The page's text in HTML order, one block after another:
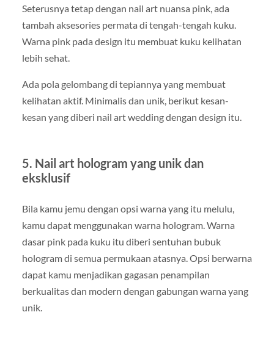
Seterusnya tetap dengan nail art nuansa pink, ada
tambah aksesories permata di tengah-tengah kuku.
Warna pink pada design itu membuat kuku kelihatan
lebih sehat.
Ada pola gelombang di tepiannya yang membuat
kelihatan aktif. Minimalis dan unik, berikut kesan-
kesan yang diberi nail art wedding dengan design itu.
5. Nail art hologram yang unik dan
eksklusif
Bila kamu jemu dengan opsi warna yang itu melulu,
kamu dapat menggunakan warna hologram. Warna
dasar pink pada kuku itu diberi sentuhan bubuk
hologram di semua permukaan atasnya. Opsi berwarna
dapat kamu menjadikan gagasan penampilan
berkualitas dan modern dengan gabungan warna yang
unik.